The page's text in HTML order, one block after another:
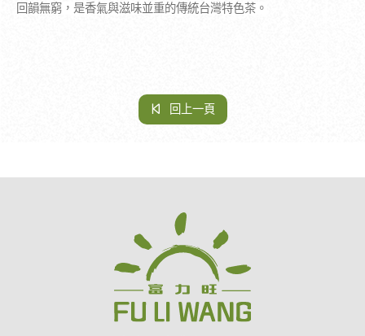
回韻無窮，是香氣與滋味並重的傳統台灣特色茶。
回上一頁